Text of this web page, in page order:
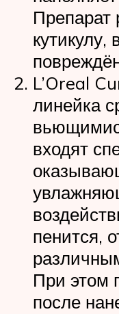
Препарат
кутикулу,
L’Oreal
линейка
входят
пенится,
При этом
после